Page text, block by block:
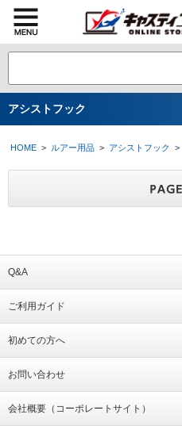
アシストフック
HOME > ルアー用品 > アシストフック >
Q&A
ご利用ガイド
初めての方へ
お問い合わせ
会社概要（コーポレートサイト）